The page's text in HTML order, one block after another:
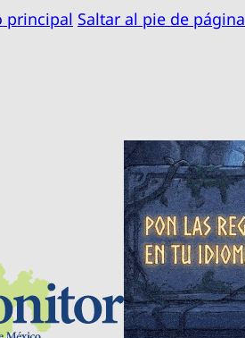
principal Saltar al pie de página